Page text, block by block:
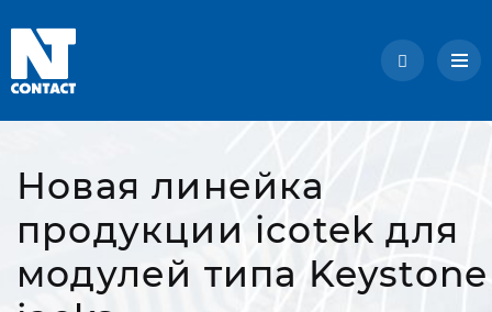
Новая линейка
продукции icotek для
модулей типа Keystone